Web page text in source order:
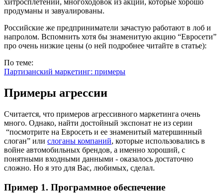
хитросплетений, многоходовок из акций, которые хорошо
продуманы и завуалированы.
Российские же предприниматели зачастую работают в лоб и
напролом. Вспомнить хотя бы знаменитую акцию “Евросети”
про очень низкие цены (о ней подробнее читайте в статье):
По теме:
Партизанский маркетинг: примеры
Примеры агрессии
Считается, что примеров агрессивного маркетинга очень
много. Однако, найти достойный экспонат не из серии
“посмотрите на Евросеть и ее знаменитый матершинный
слоган” или слоганы компаний, которые использовались в
войне автомобильных брендов, а именно хороший, с
понятными входными данными - оказалось достаточно
сложно. Но я это для Вас, любимых, сделал.
Пример 1. Программное обеспечение